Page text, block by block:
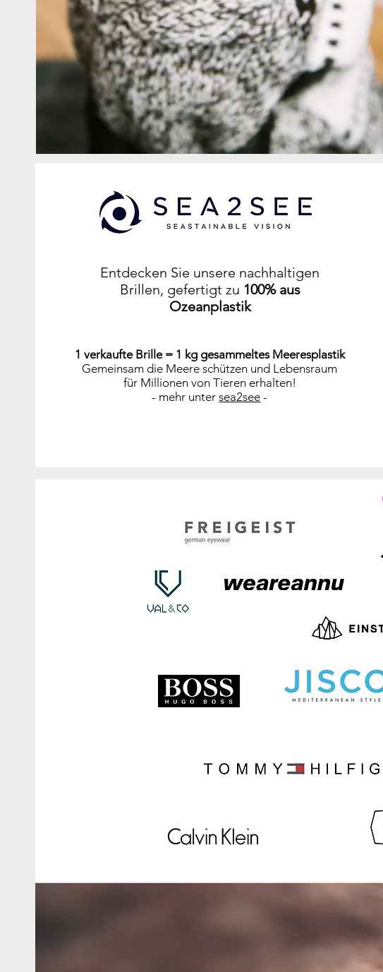
Entdecken Sie unsere nachhaltigen
Brillen, gefertigt zu 100% aus
Ozeanplastik
1 verkaufte Brille = 1 kg gesammeltes Meeresplastik
Gemeinsam die Meere schützen und Lebensraum
für Millionen von Tieren erhalten!
- mehr untersea2see -